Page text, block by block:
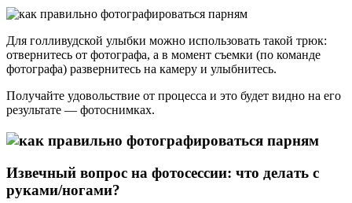
Для голливудской улыбки можно использовать такой трюк:
отвернитесь от фотографа, а в момент съемки (по команде
фотографа) развернитесь на камеру и улыбнитесь.
Получайте удовольствие от процесса и это будет видно на его
результате — фотоснимках.
Извечный вопрос на фотосессии: что делать с
руками/ногами?